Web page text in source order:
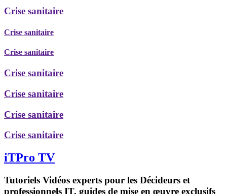
Crise sanitaire
Crise sanitaire
Crise sanitaire
Crise sanitaire
Crise sanitaire
Crise sanitaire
Crise sanitaire
iTPro TV
Tutoriels Vidéos experts pour les Décideurs et
professionnels IT, guides de mise en œuvre exclusifs